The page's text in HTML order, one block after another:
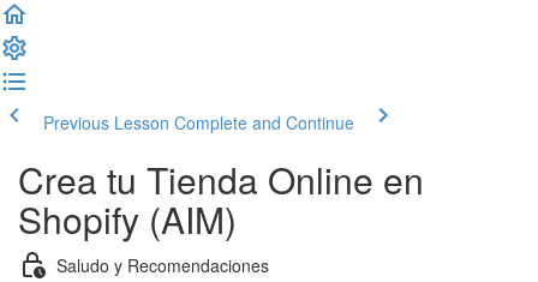
Previous Lesson Complete and Continue
Crea tu Tienda Online en
Shopify (AIM)
Saludo y Recomendaciones